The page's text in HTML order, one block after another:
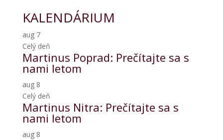
KALENDÁRIUM
aug 7
Celý deň
Martinus Poprad: Prečítajte sa s
nami letom
aug 8
Celý deň
Martinus Nitra: Prečítajte sa s
nami letom
aug 8